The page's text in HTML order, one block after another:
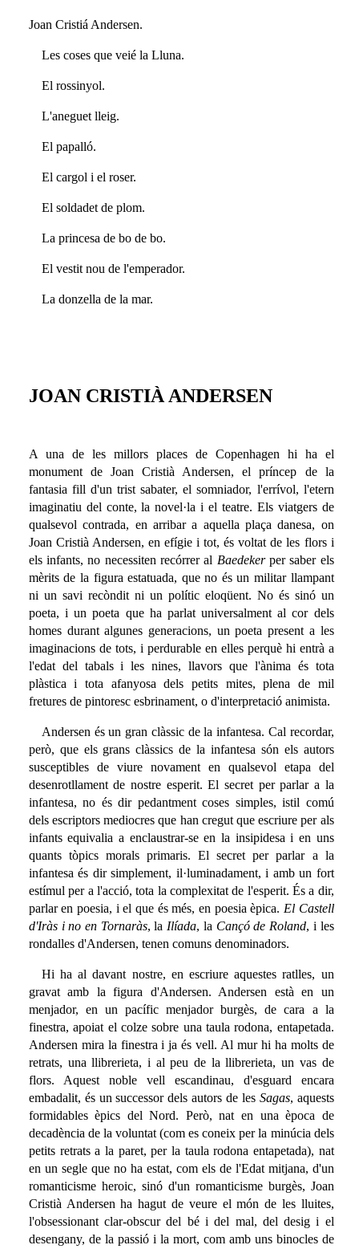
Joan Cristiá Andersen.
Les coses que veié la Lluna.
El rossinyol.
L'aneguet lleig.
El papalló.
El cargol i el roser.
El soldadet de plom.
La princesa de bo de bo.
El vestit nou de l'emperador.
La donzella de la mar.
JOAN CRISTIÀ ANDERSEN
A una de les millors places de Copenhagen hi ha el
monument de Joan Cristià Andersen, el príncep de la
fantasia fill d'un trist sabater, el somniador, l'errívol, l'etern
imaginatiu del conte, la novel·la i el teatre. Els viatgers de
qualsevol contrada, en arribar a aquella plaça danesa, on
Joan Cristià Andersen, en efígie i tot, és voltat de les flors i
els infants, no necessiten recórrer al Baedekerper saber els
mèrits de la figura estatuada, que no és un militar llampant
ni un savi recòndit ni un polític eloqüent. No és sinó un
poeta, i un poeta que ha parlat universalment al cor dels
homes durant algunes generacions, un poeta present a les
imaginacions de tots, i perdurable en elles perquè hi entrà a
l'edat del tabals i les nines, llavors que l'ànima és tota
plàstica i tota afanyosa dels petits mites, plena de mil
fretures de pintoresc esbrinament, o d'interpretació animista.
Andersen és un gran clàssic de la infantesa. Cal recordar,
però, que els grans clàssics de la infantesa són els autors
susceptibles de viure novament en qualsevol etapa del
desenrotllament de nostre esperit. El secret per parlar a la
infantesa, no és dir pedantment coses simples, istil comú
dels escriptors mediocres que han cregut que escriure per als
infants equivalia a enclaustrar-se en la insipidesa i en uns
quants tòpics morals primaris. El secret per parlar a la
infantesa és dir simplement, il·luminadament, i amb un fort
estímul per a l'acció, tota la complexitat de l'esperit. És a dir,
parlar en poesia, i el que és més, en poesia èpica. El Castell
d'Iràs i no en Tornaràs, la Ilíada, la Cançó de Roland, i les
rondalles d'Andersen, tenen comuns denominadors.
Hi ha al davant nostre, en escriure aquestes ratlles, un
gravat amb la figura d'Andersen. Andersen està en un
menjador, en un pacífic menjador burgès, de cara a la
finestra, apoiat el colze sobre una taula rodona, entapetada.
Andersen mira la finestra i ja és vell. Al mur hi ha molts de
retrats, una llibrerieta, i al peu de la llibrerieta, un vas de
flors. Aquest noble vell escandinau, d'esguard encara
embadalit, és un successor dels autors de les Sagas, aquests
formidables èpics del Nord. Però, nat en una època de
decadència de la voluntat (com es coneix per la minúcia dels
petits retrats a la paret, per la taula rodona entapetada), nat
en un segle que no ha estat, com els de l'Edat mitjana, d'un
romanticisme heroic, sinó d'un romanticisme burgès, Joan
Cristià Andersen ha hagut de veure el món de les lluites,
l'obsessionant clar-obscur del bé i del mal, del desig i el
desengany, de la passió i la mort, com amb uns binocles de